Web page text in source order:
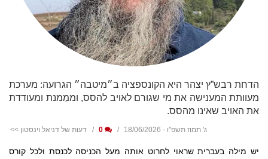
הדחת רבש”ץ יצהר היא הקונספציה ב״מיטבה״ הגרועה: מערכת
מעוותת המענישה את מי שגורם לאויב להסס, וממַמנת ומעודדת
את האויב שאינו מהסס.
ג' תמוז תשפ"ו - 18/06/2026 דעות של דניאל וינסטון >>
יש מילה בעברית שראוי לחרוט אותה מעל הכניסה לכנסת ולכל קורס